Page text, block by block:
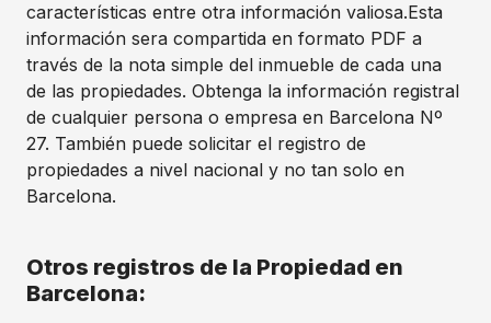
características entre otra información valiosa.Esta
información sera compartida en formato PDF a
través de la nota simple del inmueble de cada una
de las propiedades. Obtenga la información registral
de cualquier persona o empresa en Barcelona Nº
27. También puede solicitar el registro de
propiedades a nivel nacional y no tan solo en
Barcelona.
Otros registros de la Propiedad en
Barcelona: